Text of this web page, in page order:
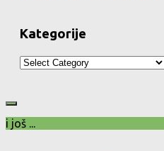
Kategorije
Kategorije
i još ...